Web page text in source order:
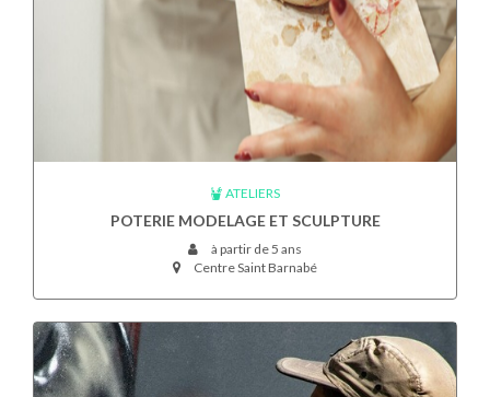
ATELIERS
POTERIE MODELAGE ET SCULPTURE
à partir de 5 ans
Centre Saint Barnabé